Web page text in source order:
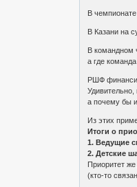
В
В Казани на
В командном
а где
РШФ
а почему бы
Из этих
Итоги о
1. Ведущие
2. Детские
Приоритет
(кто-то